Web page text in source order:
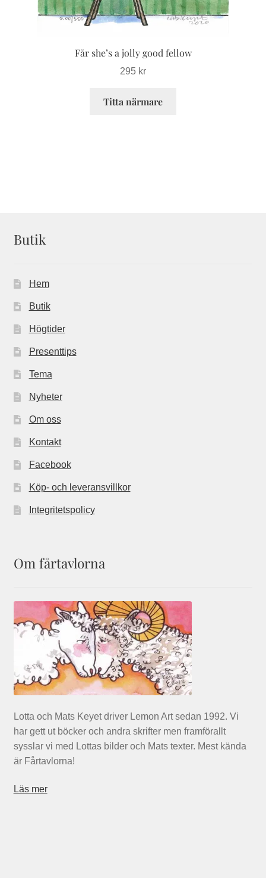
Får she’s a jolly good fellow
295 kr
Titta närmare
produktsidan
Butik
Hem
Butik
Högtider
Presenttips
Tema
Nyheter
Om oss
Kontakt
Facebook
Köp- och leveransvillkor
Integritetspolicy
Om fårtavlorna
Lotta och Mats Keyet driver Lemon Art sedan 1992. Vi
har gett ut böcker och andra skrifter men framförallt
sysslar vi med Lottas bilder och Mats texter. Mest kända
är Fårtavlorna!
Läs mer